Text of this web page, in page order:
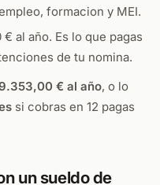
formacion y MEI.
€ al año. Es lo que pagas
de tu nomina.
€ al año, o lo
si cobras en 12 pagas
un sueldo de